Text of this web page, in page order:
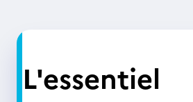
L'essentiel